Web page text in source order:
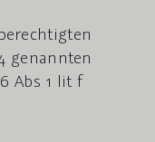
genannten
Abs 1 lit f